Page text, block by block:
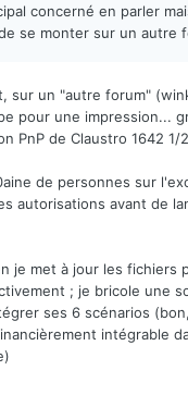
concerné en parler
se monter sur un autre
sur un "autre forum"
pour une impression...
PnP de Claustro 1642 1/
de personnes sur
autorisations avant de
je met à jour les fichiers
; je bricole une
ses 6 scénarios
intégrable